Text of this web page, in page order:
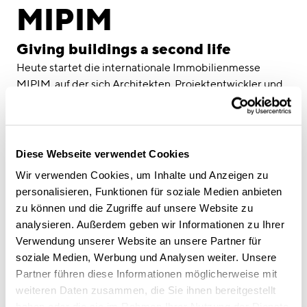
Diese Webseite verwendet Cookies
Wir verwenden Cookies, um Inhalte und Anzeigen zu
personalisieren, Funktionen für soziale Medien anbieten
zu können und die Zugriffe auf unsere Website zu
analysieren. Außerdem geben wir Informationen zu Ihrer
Verwendung unserer Website an unsere Partner für
soziale Medien, Werbung und Analysen weiter. Unsere
Partner führen diese Informationen möglicherweise mit
weiteren Daten zusammen, die Sie ihnen bereitgestellt
linkedininstagram
English
Impressum
MIPIM
Giving buildings a second life
Heute startet die internationale Immobilienmesse
MIPIM , auf der sich Architekten, Projektentwickler und
Entwicklungen und Herausforderungen in den urbanen
Bestandsgebäuden.
Zu diesem Anlass haben die polnischenMIPIM-Partner
Drugie zycie budinkow= engl.: „Second Life of Buildings“
den „ REPORT: Revitalization and modernization in
Poland“ verfasst und im Februar 2018 veröffentlicht. Die
80 Seiten umfassende Publikation gehört zum offiziellen
MIPIM-Pressepaket für Journalisten und
Messebesucher.